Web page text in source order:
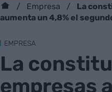
Empresa
La
aumenta un 4,8% el
EMPRESA
La
empresas